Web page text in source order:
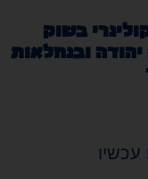
בשוק
ובנחלאות
עכשיו